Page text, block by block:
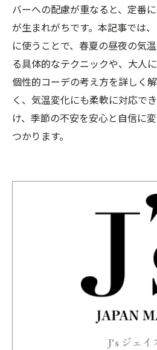
バーへの配慮が重なると、定番
が生まれがちです。本記事では
に使うことで、春夏の昼夜の気
る具体的なテクニックや、大人
個性的コーデの考え方を詳しく
く、気温変化にも柔軟に対応で
け、季節の不安を安心と自信に
つかります。
J's ジェイ